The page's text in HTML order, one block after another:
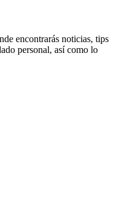
encontrarás noticias, tips
personal, así como lo